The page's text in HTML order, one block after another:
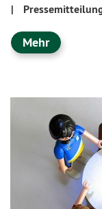
|
Mehr